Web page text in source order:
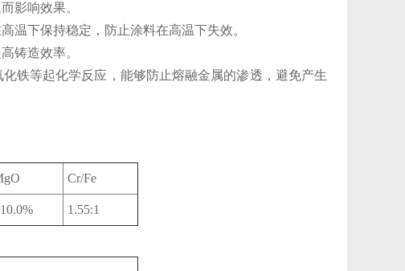
影响效果‌。
温下保持稳定，防止涂料在高温下失效‌。
铸造效率‌。
铁等起化学反应，能够防止熔融金属的渗透，避免产生
Cr/Fe
1.55:1